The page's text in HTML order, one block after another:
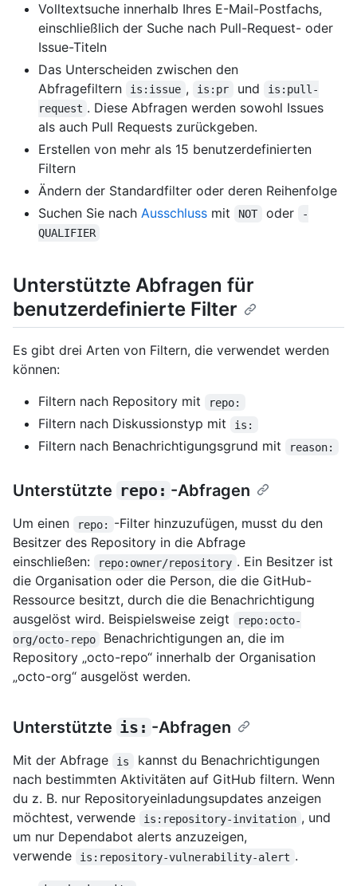
Volltextsuche innerhalb Ihres E-Mail-Postfachs,
einschließlich der Suche nach Pull-Request- oder
Issue-Titeln
Das Unterscheiden zwischen den
Abfragefiltern
is:issue , is:pr und
is:pull-
request . Diese Abfragen werden sowohl Issues
als auch Pull Requests zurückgeben.
Erstellen von mehr als 15 benutzerdefinierten
Filtern
Ändern der Standardfilter oder deren Reihenfolge
Suchen Sie nach Ausschluss mit NOT oder
-
QUALIFIER
Unterstützte Abfragen für
benutzerdefinierte Filter
Es gibt drei Arten von Filtern, die verwendet werden
können:
Filtern nach Repository mit
repo:
Filtern nach Diskussionstyp mit is:
Filtern nach Benachrichtigungsgrund mit reason:
Unterstützte repo: -Abfragen
Um einen repo:
-Filter hinzuzufügen, musst du den
Besitzer des Repository in die Abfrage
einschließen:
repo:owner/repository . Ein Besitzer ist
die Organisation oder die Person, die die GitHub-
Ressource besitzt, durch die die Benachrichtigung
ausgelöst wird. Beispielsweise zeigt
repo:octo-
org/octo-repo
Benachrichtigungen an, die im
Repository „octo-repo“ innerhalb der Organisation
„octo-org“ ausgelöst werden.
Unterstützte is: -Abfragen
Mit der Abfrage is
kannst du Benachrichtigungen
nach bestimmten Aktivitäten auf GitHub filtern. Wenn
du z. B. nur Repositoryeinladungsupdates anzeigen
möchtest, verwende
is:repository-invitation , und
um nur Dependabot alerts anzuzeigen,
verwende
is:repository-vulnerability-alert .